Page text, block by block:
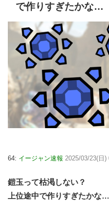
で作りすぎたかな…
64: イージャン速報 2025/03/23(日)
鎧玉って枯渇しない？
上位途中で作りすぎたかな…